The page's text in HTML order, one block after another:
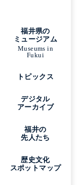
福井県の
ミュージアム
Museums in
Fukui
トピックス
デジタル
アーカイブ
福井の
先人たち
歴史文化
スポットマップ